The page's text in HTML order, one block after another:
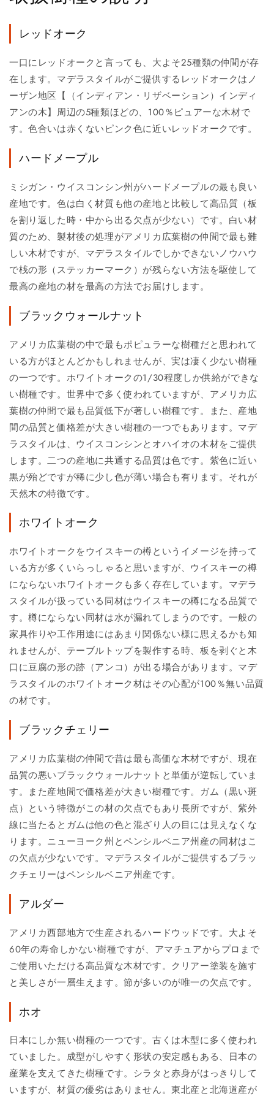
レッドオーク
一口にレッドオークと言っても、大よそ25種類の仲間が存
在します。マデラスタイルがご提供するレッドオークはノ
ーザン地区【（インディアン・リザベーション）インディ
アンの木】周辺の5種類ほどの、100％ピュアーな木材で
す。色合いは赤くないピンク色に近いレッドオークです。
ハードメープル
ミシガン・ウイスコンシン州がハードメープルの最も良い
産地です。色は白く材質も他の産地と比較して高品質（板
を割り返した時・中から出る欠点が少ない）です。白い材
質のため、製材後の処理がアメリカ広葉樹の仲間で最も難
しい木材ですが、マデラスタイルでしかできないノウハウ
で桟の形（ステッカーマーク）が残らない方法を駆使して
最高の産地の材を最高の方法でお届けします。
ブラックウォールナット
アメリカ広葉樹の中で最もポピュラーな樹種だと思われて
いる方がほとんどかもしれませんが、実は凄く少ない樹種
の一つです。ホワイトオークの1/30程度しか供給ができな
い樹種です。世界中で多く使われていますが、アメリカ広
葉樹の仲間で最も品質低下が著しい樹種です。また、産地
間の品質と価格差が大きい樹種の一つでもあります。マデ
ラスタイルは、ウイスコンシンとオハイオの木材をご提供
します。二つの産地に共通する品質は色です。紫色に近い
黒が殆どですが稀に少し色が薄い場合も有ります。それが
天然木の特徴です。
ホワイトオーク
ホワイトオークをウイスキーの樽というイメージを持って
いる方が多くいらっしゃると思いますが、ウイスキーの樽
にならないホワイトオークも多く存在しています。マデラ
スタイルが扱っている同材はウイスキーの樽になる品質で
す。樽にならない同材は水が漏れてしまうのです。一般の
家具作りや工作用途にはあまり関係ない様に思えるかも知
れませんが、テーブルトップを製作する時、板を剥ぐと木
口に豆腐の形の跡（アンコ）が出る場合があります。マデ
ラスタイルのホワイトオーク材はその心配が100％無い品質
の材です。
ブラックチェリー
アメリカ広葉樹の仲間で昔は最も高価な木材ですが、現在
品質の悪いブラックウォールナットと単価が逆転していま
す。また産地間で価格差が大きい樹種です。ガム（黒い斑
点）という特徴がこの材の欠点でもあり長所ですが、紫外
線に当たるとガムは他の色と混ざり人の目には見えなくな
ります。ニューヨーク州とペンシルベニア州産の同材はこ
の欠点が少ないです。マデラスタイルがご提供するブラッ
クチェリーはペンシルベニア州産です。
アルダー
アメリカ西部地方で生産されるハードウッドです。大よそ
60年の寿命しかない樹種ですが、アマチュアからプロまで
ご使用いただける高品質な木材です。クリアー塗装を施す
と美しさが一層生えます。節が多いのが唯一の欠点です。
ホオ
日本にしか無い樹種の一つです。古くは木型に多く使われ
ていました。成型がしやすく形状の安定感もある、日本の
産業を支えてきた樹種です。シラタと赤身がはっきりして
いますが、材質の優劣はありません。東北産と北海道産が